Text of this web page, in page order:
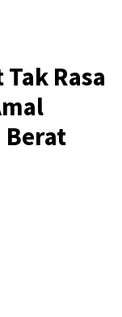
Rasa
Berat